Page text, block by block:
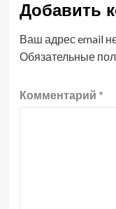
Добавить
Ваш адрес email
Обязательные
Комментарий *